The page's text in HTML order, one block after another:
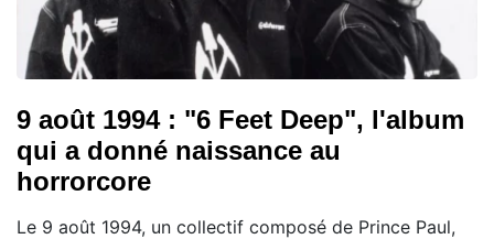
9 août 1994 : "6 Feet Deep", l'album
qui a donné naissance au
horrorcore
Le 9 août 1994, un collectif composé de Prince Paul,